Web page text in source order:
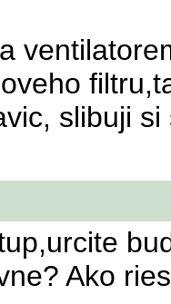
slibuji
Ako